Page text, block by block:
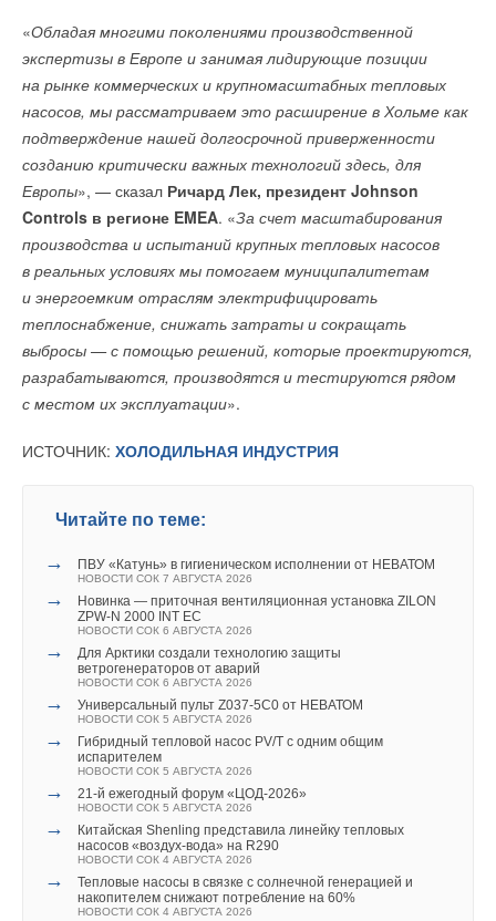
«Обладая многими поколениями производственной
экспертизы в Европе и занимая лидирующие позиции
на рынке коммерческих и крупномасштабных тепловых
насосов, мы рассматриваем это расширение в Хольме как
подтверждение нашей долгосрочной приверженности
созданию критически важных технологий здесь, для
Европы», — сказал Ричард Лек, президент Johnson
Controls в регионе EMEA. «За счет масштабирования
производства и испытаний крупных тепловых насосов
в реальных условиях мы помогаем муниципалитетам
и энергоемким отраслям электрифицировать
теплоснабжение, снижать затраты и сокращать
выбросы — с помощью решений, которые проектируются,
разрабатываются, производятся и тестируются рядом
с местом их эксплуатации».
ИСТОЧНИК: ХОЛОДИЛЬНАЯ ИНДУСТРИЯ
Читайте по теме:
→ ПВУ «Катунь» в гигиеническом исполнении от НЕВАТОМ
НОВОСТИ СОК 7 АВГУСТА 2026
→
Новинка — приточная вентиляционная установка ZILON
ZPW-N 2000 INT EC
НОВОСТИ СОК 6 АВГУСТА 2026
→
Для Арктики создали технологию защиты
ветрогенераторов от аварий
НОВОСТИ СОК 6 АВГУСТА 2026
→ Универсальный пульт Z037-5C0 от НЕВАТОМ
НОВОСТИ СОК 5 АВГУСТА 2026
→
Гибридный тепловой насос PV/T с одним общим
испарителем
НОВОСТИ СОК 5 АВГУСТА 2026
→ 21-й ежегодный форум «ЦОД-2026»
НОВОСТИ СОК 5 АВГУСТА 2026
→
Китайская Shenling представила линейку тепловых
насосов «воздух-вода» на R290
НОВОСТИ СОК 4 АВГУСТА 2026
→
Тепловые насосы в связке с солнечной генерацией и
накопителем снижают потребление на 60%
НОВОСТИ СОК 4 АВГУСТА 2026
Полный список участников доступен на сайте выставки.
В рамках деловой программы пройдетЭнергетический
Форуми представит 15 отраслевых конференций на одной
площадке по тематике теплоснабжения, электрогенерации,
ЦОД промышленных предприятий и ЖКХ — это более 150
спикеров-экспертов и новые форматы мероприятий.
Свои мероприятиятрадиционнопроведут: Ассоциация
Малой Энергетики, Ассоциация «ЭнергоИнновация»,
Ассоциация «Теплицы России», Клуб теплоэнергетиков
«Флогистон» и МПНК «Энерготехмонтаж», НП «АВОК», НП
«Российское теплоснабжение», журнал Heat Club, журнал
«Энергетика и промышленность России», «Кайрос
НО «Ассоциация производителей и потребителей
трубопроводов с индустриальной полимерной изоляцией»
и Silver Bear Resources
Специальный разделделовой программы представит
Конференция производителей электроэнергии
«Формула Энергии», организаторами которой выступают
ООО «Гефера Медиа»и«Турбосервис РУС»
Новые форматы мероприятий — это
с кураторами — экспертамитепло-
и электрогенерирующего оборудования, и
с энергетиками предприятийагропромышленного,
горнопромышленного комплексов; теплоснабжающих,
теплосетевых компаний, которые пройдут при содействии
НОВОСТИ СОК 27 НОЯБРЯ 2024
→ Награда «БРИЗ — Климатические системы»
НОВОСТИ СОК 17 ОКТЯБРЯ 2024
→ Охлаждение ЦОДов: новинки на Форуме ЦОД
НОВОСТИ СОК 24 СЕНТЯБРЯ 2024
→ Видеообзор кондиционера BUSHIDO Inverter
НОВОСТИ СОК 16 АВГУСТА 2023
→ Рефнеты с теплоизоляцией для VRF-систем
→ Статья о проветривании в доме на сайте UPweek
НОВОСТИ СОК 16 АВГУСТА 2023
Уведомления отключены
Комментарии
В этой теме еще нет комментариев
Добавить комментарий
Ваше имя *
Текст комментария